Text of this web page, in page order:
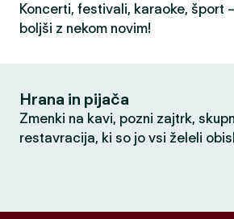
Koncerti, festivali, karaoke, šport
boljši z nekom novim!
Hrana in pijača
Zmenki na kavi, pozni zajtrk,
restavracija, ki so jo vsi želeli